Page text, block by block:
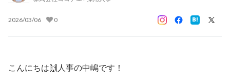
2026/03/06 0
こんにちは🙌人事の中嶋です！